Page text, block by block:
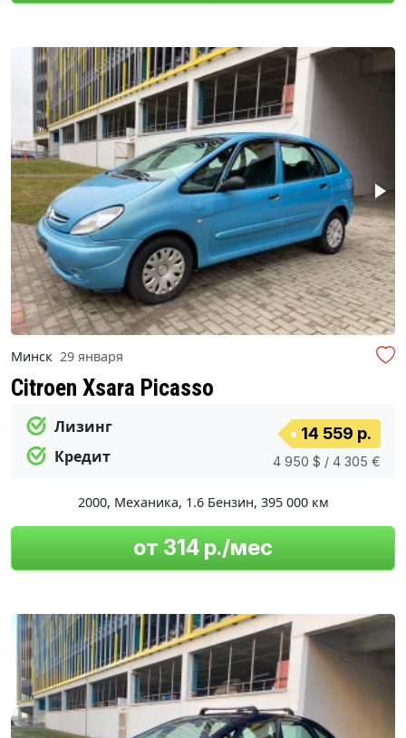
Минск 29 января
Citroen Xsara Picasso
Лизинг
Кредит
14 559 р.
4 950 $ / 4 305 €
2000, Механика, 1.6 Бензин, 395 000 км
от 314 р./мес